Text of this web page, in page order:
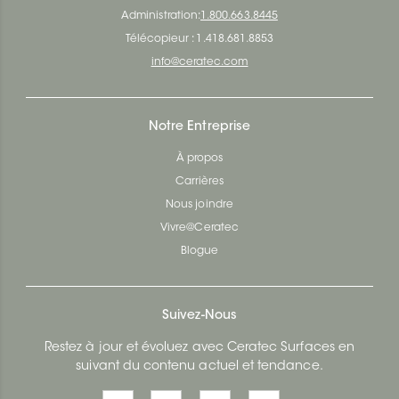
Administration: 1.800.663.8445
Télécopieur : 1.418.681.8853
info@ceratec.com
Notre Entreprise
À propos
Carrières
Nous joindre
Vivre@Ceratec
Blogue
Suivez-Nous
Restez à jour et évoluez avec Ceratec Surfaces en
suivant du contenu actuel et tendance.